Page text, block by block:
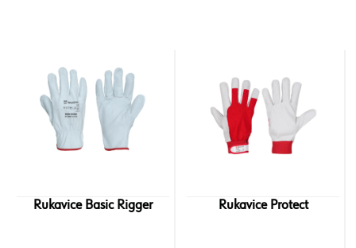
Rukavice Basic Rigger Rukavice Protect